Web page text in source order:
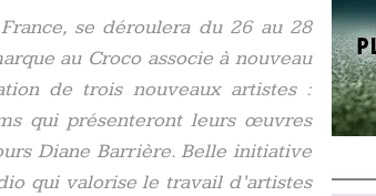
se déroulera du 26 au 28
au Croco associe à nouveau
de trois nouveaux artistes :
qui présenteront leurs œuvres
Diane Barrière. Belle initiative
qui valorise le travail d’artistes